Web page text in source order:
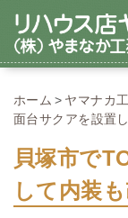
ホーム ヤマナカ
面台サクアを設置
貝塚市で
して内装